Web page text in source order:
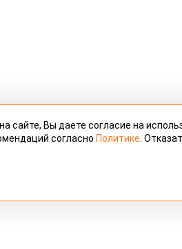
сайте, Вы даете согласие на
согласно Политике .